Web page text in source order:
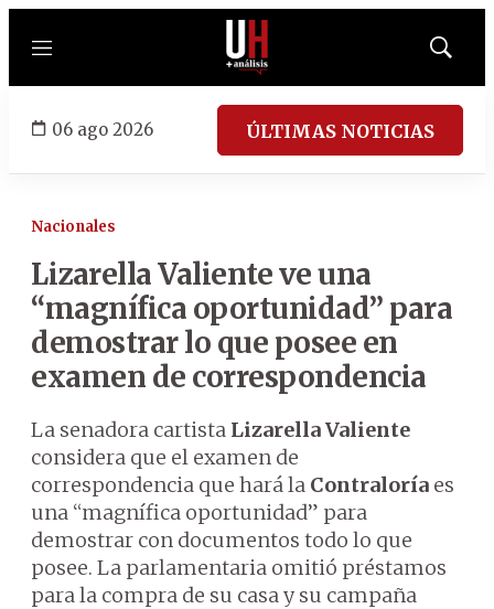
Menú
Mostrar
06 ago 2026 ÚLTIMAS NOTICIAS
Nacionales
Lizarella Valiente ve una
“magnífica oportunidad” para
demostrar lo que posee en
examen de correspondencia
La senadora cartista Lizarella Valiente
considera que el examen de
correspondencia que hará la Contraloría es
una “magnífica oportunidad” para
demostrar con documentos todo lo que
posee. La parlamentaria omitió préstamos
para la compra de su casa y su campaña